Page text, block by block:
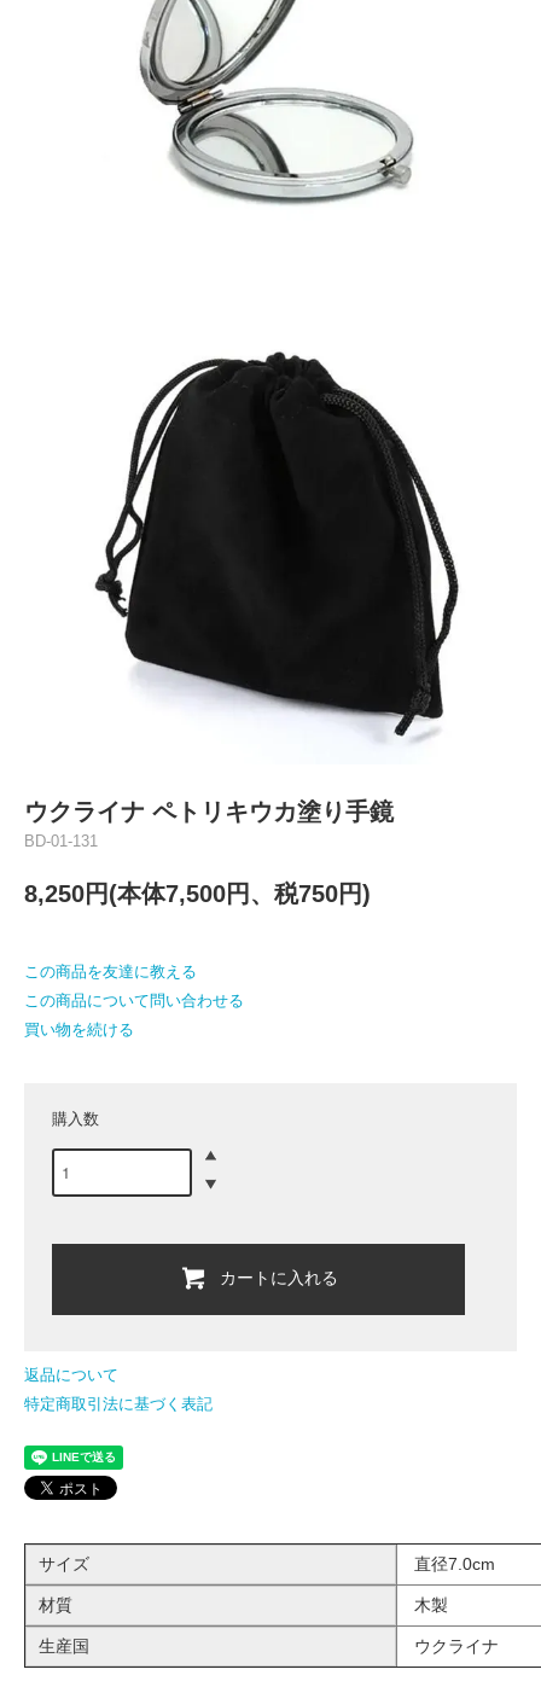
ウクライナ ペトリキウカ塗り手鏡
BD-01-131
8,250円(本体7,500円、税750円)
この商品を友達に教える
この商品について問い合わせる
買い物を続ける
購入数
カートに入れる
返品について
特定商取引法に基づく表記
サイズ 直径7.0cm
材質 木製
生産国 ウクライナ